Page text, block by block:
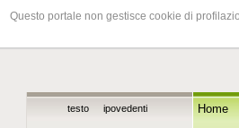
Questo portale non gestisce cookie di
testo ipovedenti Home